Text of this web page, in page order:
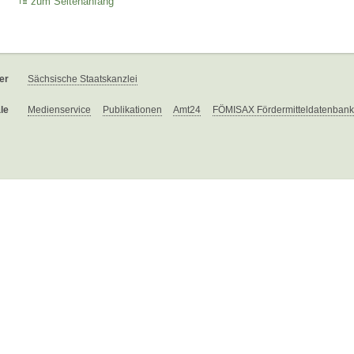
Sächsische Staatskanzlei
Medienservice Publikationen Amt24 FÖMISAX Fördermitteldatenbank